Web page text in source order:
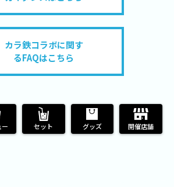
カラ鉄コラボに関す
るFAQはこちら
ー セット グッズ 開催店舗